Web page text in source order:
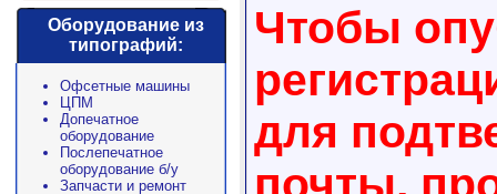
Оборудование из
типографий:
Офсетные машины
ЦПМ
Допечатное
оборудование
Послепечатное
оборудование б/у
Запчасти и ремонт
Чтобы
для
почты,